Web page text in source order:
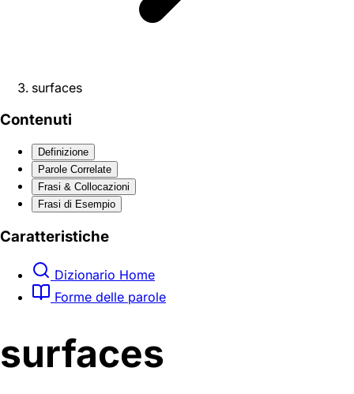
surfaces
Contenuti
Definizione
Parole Correlate
Frasi & Collocazioni
Frasi di Esempio
Caratteristiche
Dizionario Home
Forme delle parole
surfaces